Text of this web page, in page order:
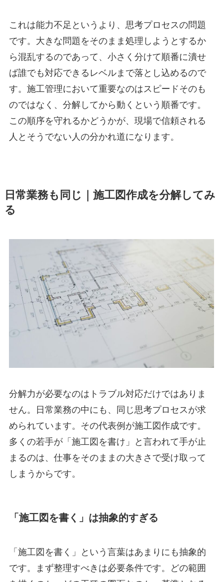
これは能力不足というより、思考プロセスの問題
です。大きな問題をそのまま処理しようとするか
ら混乱するのであって、小さく分けて順番に潰せ
ば誰でも対応できるレベルまで落とし込めるので
す。施工管理において重要なのはスピードそのも
のではなく、分解してから動くという順番です。
この順序を守れるかどうかが、現場で信頼される
人とそうでない人の分かれ道になります。
日常業務も同じ｜施工図作成を分解してみ
る
分解力が必要なのはトラブル対応だけではありま
せん。日常業務の中にも、同じ思考プロセスが求
められています。その代表例が施工図作成です。
多くの若手が「施工図を書け」と言われて手が止
まるのは、仕事をそのままの大きさで受け取って
しまうからです。
「施工図を書く」は抽象的すぎる
「施工図を書く」という言葉はあまりにも抽象的
です。まず整理すべきは必要条件です。どの範囲